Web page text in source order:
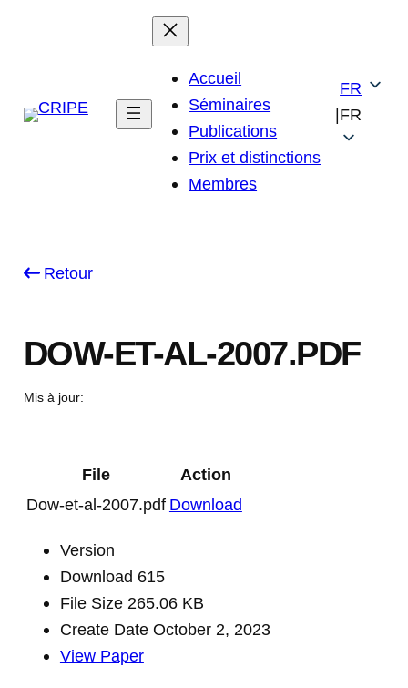
Accueil
Séminaires
Publications
Prix et distinctions
Membres
|
FR
FR
Retour
DOW-ET-AL-2007.PDF
Mis à jour:
File
Action
Dow-et-al-2007.pdf Download
Version
Download 615
File Size 265.06 KB
Create Date October 2, 2023
View Paper